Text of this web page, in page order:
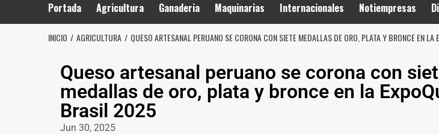
Portada Agricultura Ganaderia Maquinarias Internacionales Notiempresas
INICIO AGRICULTURA QUESO ARTESANAL PERUANO SE CORONA CON SIETE MEDALLAS DE ORO, PLATA Y BRONCE EN
Queso artesanal peruano se corona con
medallas de oro, plata y bronce en la
Brasil 2025
Jun 30, 2025